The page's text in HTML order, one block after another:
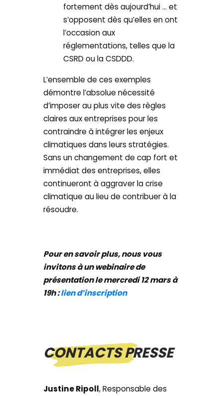
fortement dès aujourd’hui … et
s’opposent dès qu’elles en ont
l’occasion aux
réglementations, telles que la
CSRD ou la CSDDD.
L’ensemble de ces exemples
démontre l’absolue nécessité
d’imposer au plus vite des règles
claires aux entreprises pour les
contraindre à intégrer les enjeux
climatiques dans leurs stratégies.
Sans un changement de cap fort et
immédiat des entreprises, elles
continueront à aggraver la crise
climatique au lieu de contribuer à la
résoudre.
Pour en savoir plus, nous vous
invitons à un webinaire de
présentation le mercredi 12 mars à
19h :lien d’inscription
CONTACTS PRESSE
Justine Ripoll, Responsable des